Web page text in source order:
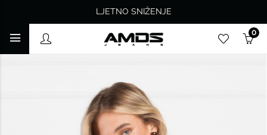
LJETNO SNIŽENJE
0